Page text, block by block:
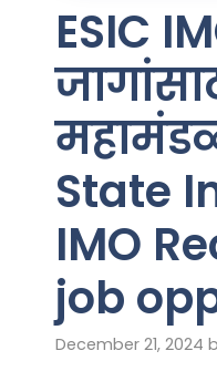
ESIC
State
IMO
job
December 21, 2024